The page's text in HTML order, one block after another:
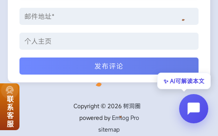
Copyright © 2026树洞圈
powered by Emlog Pro
sitemap
✨ AI可解读本文
联系客服